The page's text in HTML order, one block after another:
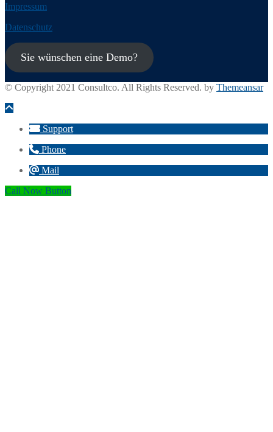
Impressum
Datenschutz
Sie wünschen eine Demo?
© Copyright 2021 Consultco. All Rights Reserved. by Themeansar
Support
Phone
Mail
Call Now Button